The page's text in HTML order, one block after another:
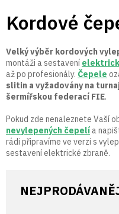
na
obsah
Kordové
Velký výběr kordových
montáži a sestavení
až po profesionály. Čepele
slitin a vyžadovány na
šermířskou federací FIE.
Pokud zde nenaleznete Vaší
nevylepených čepelía
rádi připravíme ve verzi s
sestavení elektrické zbraně.